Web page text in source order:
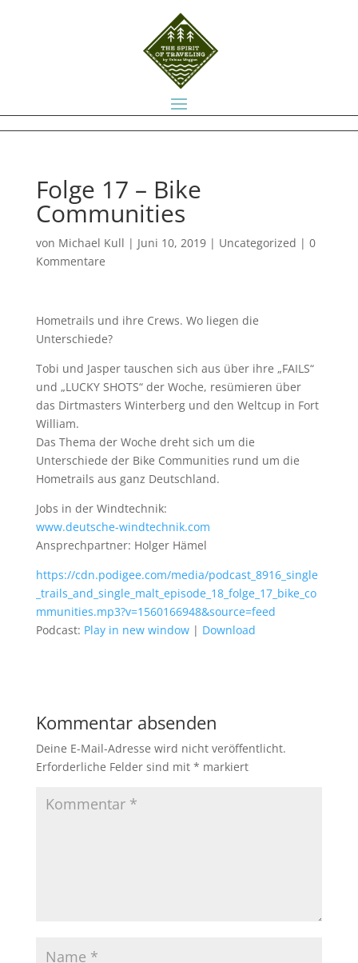
Folge 17 – Bike
Communities
von Michael Kull | Juni 10, 2019| Uncategorized | 0
Kommentare
Hometrails und ihre Crews. Wo liegen die
Unterschiede?
Tobi und Jasper tauschen sich aus über ihre „FAILS“
und „LUCKY SHOTS“ der Woche, resümieren über
das Dirtmasters Winterberg und den Weltcup in Fort
William.
Das Thema der Woche dreht sich um die
Unterschiede der Bike Communities rund um die
Hometrails aus ganz Deutschland.
Jobs in der Windtechnik:
www.deutsche-windtechnik.com
Ansprechpartner: Holger Hämel
https://cdn.podigee.com/media/podcast_8916_single
_trails_and_single_malt_episode_18_folge_17_bike_co
mmunities.mp3?v=1560166948&source=feed
Podcast: Play in new window| Download
Kommentar absenden
Deine E-Mail-Adresse wird nicht veröffentlicht.
Erforderliche Felder sind mit * markiert